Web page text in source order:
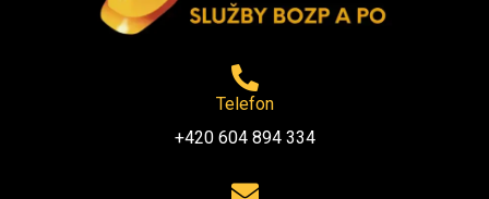
Telefon
+420 604 894 334